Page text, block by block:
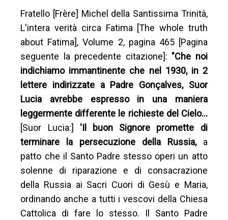
Fratello [Frère] Michel della Santissima Trinità,
L'intera verità circa Fatima [The whole truth
about Fatima], Volume 2, pagina 465 [Pagina
seguente la precedente citazione]: "Che noi
indichiamo immantinente che nel 1930, in 2
lettere indirizzate a Padre Gonçalves, Suor
Lucia avrebbe espresso in una maniera
leggermente differente le richieste del Cielo…
[Suor Lucia:] 'Il buon Signore promette di
terminare la persecuzione della Russia, a
patto che il Santo Padre stesso operi un atto
solenne di riparazione e di consacrazione
della Russia ai Sacri Cuori di Gesù e Maria,
ordinando anche a tutti i vescovi della Chiesa
Cattolica di fare lo stesso. Il Santo Padre